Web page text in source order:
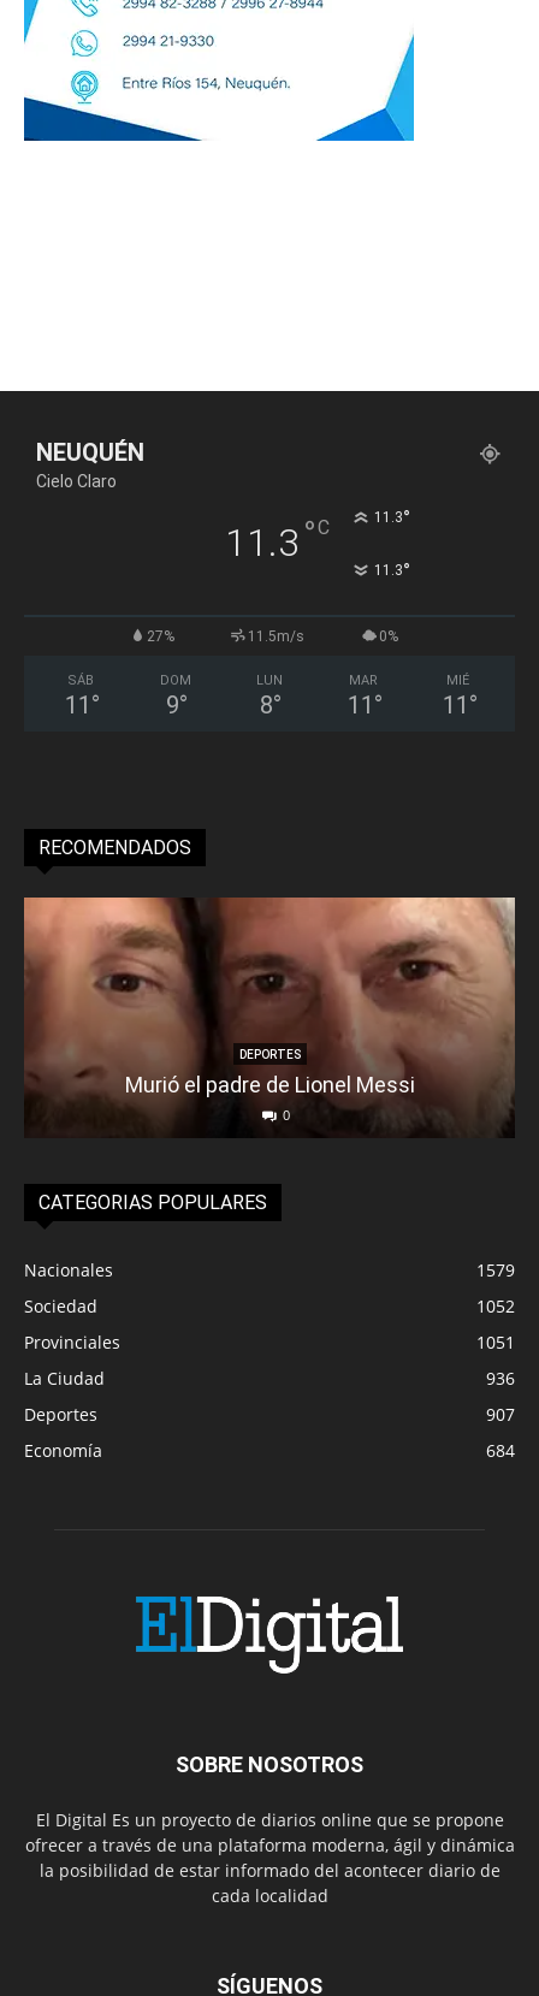
NEUQUÉN
Cielo Claro
11.3 °C 11.3°
11.3°
27% 11.5m/s 0%
SÁB
11 °
DOM
9°
LUN
8°
MAR
11 °
MIÉ
11 °
RECOMENDADOS
DEPORTES
Murió el padre de Lionel Messi
0
CATEGORIAS POPULARES
Nacionales
1579
Sociedad
1052
Provinciales
1051
La Ciudad
936
Deportes
907
Economía
684
SOBRE NOSOTROS
El Digital Es un proyecto de diarios online que se propone
ofrecer a través de una plataforma moderna, ágil y dinámica
la posibilidad de estar informado del acontecer diario de
cada localidad
SÍGUENOS